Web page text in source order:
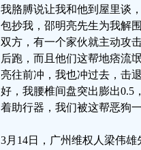
我胳膊说让我和他到屋里谈
包抄我，邵明亮先生为我解
双方，有一个家伙就主动攻
后跑，而且他们这帮地痞流
亮往前冲，我也冲过去，击
好，我腰椎间盘突出膨出0.5
着助行器，我们被这帮恶狗
3月14日，广州维权人梁伟